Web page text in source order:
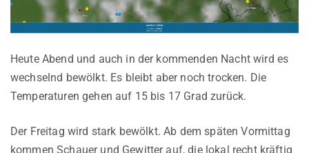
Heute Abend und auch in der kommenden Nacht wird es
wechselnd bewölkt. Es bleibt aber noch trocken. Die
Temperaturen gehen auf 15 bis 17 Grad zurück.
Der Freitag wird stark bewölkt. Ab dem späten Vormittag
kommen Schauer und Gewitter auf, die lokal recht kräftig